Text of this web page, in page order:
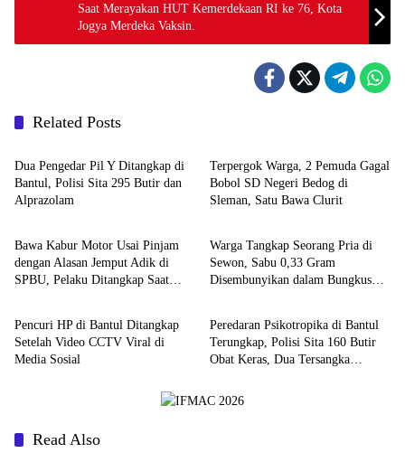
Saat Merayakan HUT Kemerdekaan RI ke 76, Kota
Jogya Merdeka Vaksin.
Related Posts
Berita
Dua Pengedar Pil Y Ditangkap di
Bantul, Polisi Sita 295 Butir dan
Alprazolam
Terpergok Warga, 2 Pemuda Gagal
Bobol SD Negeri Bedog di
Sleman, Satu Bawa Clurit
Berita
Bawa Kabur Motor Usai Pinjam
dengan Alasan Jemput Adik di
SPBU, Pelaku Ditangkap Saat
Berita
Warga Tangkap Seorang Pria di
Sewon, Sabu 0,33 Gram
Disembunyikan dalam Bungkus
Berita
Pencuri HP di Bantul Ditangkap
Setelah Video CCTV Viral di
Media Sosial
Berita
Peredaran Psikotropika di Bantul
Terungkap, Polisi Sita 160 Butir
Obat Keras, Dua Tersangka
Read Also